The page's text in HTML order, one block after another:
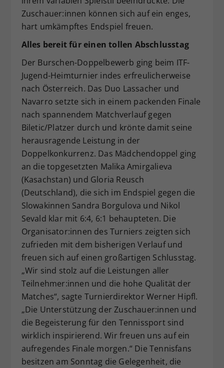
Zuschauer:innen können sich auf ein enges,
hart umkämpftes Endspiel freuen.
Alles bereit für einen tollen Abschlusstag
Der Burschen-Doppelbewerb ging beim ITF-
Jugend-Heimturnier indes erfreulicherweise
nach Österreich. Das Duo Lassacher und
Navarro setzte sich in einem packenden Finale
nach spannendem Matchverlauf gegen
Biletic/Platzer durch und krönte damit seine
herausragende Leistung in der
Doppelkonkurrenz. Das Mädchendoppel ging
an die topgesetzten Malika Amirgalieva
(Kasachstan) und Gloria Reusch
(Deutschland), die sich im Endspiel gegen die
Slowakinnen Sandra Borgulova und Nikol
Sevald klar mit 6:4, 6:1 behaupteten. Die
Organisator:innen des Turniers zeigten sich
zufrieden mit dem bisherigen Verlauf und
freuen sich auf einen großartigen Schlusstag.
„Wir sind stolz auf die Leistungen aller
Teilnehmer:innen und die hohe Qualität der
Matches“, sagte Turnierdirektor Werner Hipfl.
„Die Unterstützung der Zuschauer:innen und
die Begeisterung für den Tennissport sind
wirklich inspirierend. Wir freuen uns auf ein
aufregendes Finale morgen.“ Die Tennisfans
besitzen am Sonntag die Gelegenheit, die